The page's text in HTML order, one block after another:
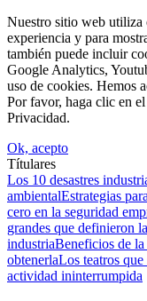
Nuestro sitio web utiliza
experiencia y para
también puede incluir
Google Analytics,
uso de cookies. Hemos
Por favor, haga clic en
Privacidad.
Ok, acepto
Títulares
Los 10 desastres
ambientalEstrategias
cero en la seguridad
grandes que definieron
industriaBeneficios de
obtenerlaLos teatros
actividad ininterrumpida